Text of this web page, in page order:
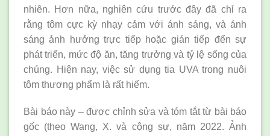
nhiên. Hơn nữa, nghiên cứu trước đây đã chỉ ra
rằng tôm cực kỳ nhạy cảm với ánh sáng, và ánh
sáng ảnh hưởng trực tiếp hoặc gián tiếp đến sự
phát triển, mức độ ăn, tăng trưởng và tỷ lệ sống của
chúng. Hiện nay, việc sử dụng tia UVA trong nuôi
tôm thương phẩm là rất hiếm.
Bài báo này – được chỉnh sửa và tóm tắt từ bài báo
gốc (theo Wang, X. và cộng sự, năm 2022. Ảnh